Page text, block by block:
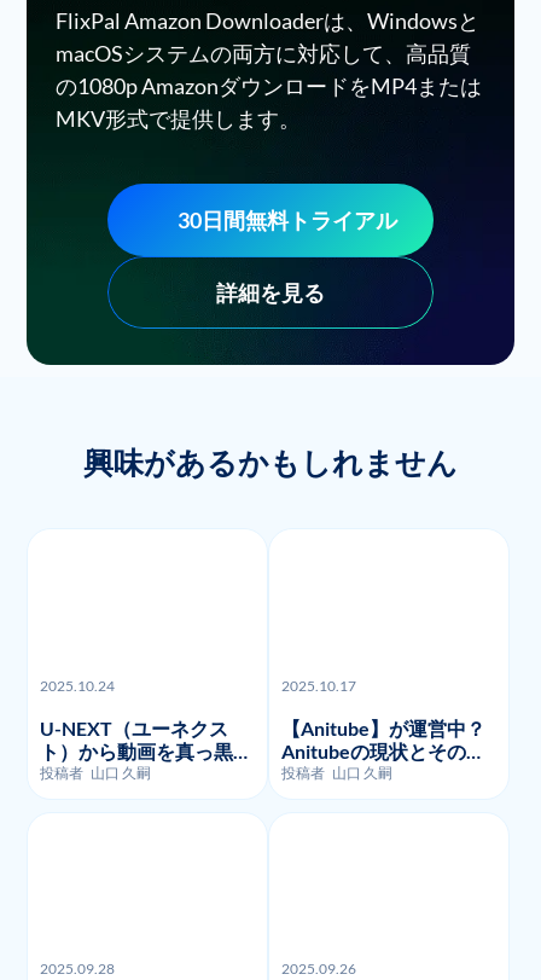
FlixPal Amazon Downloaderは、Windowsと
macOSシステムの両方に対応して、高品質
の1080p AmazonダウンロードをMP4または
MKV形式で提供します。
30日間無料トライアル
詳細を見る
興味があるかもしれません
2025.10.24
U-NEXT（ユーネクス
ト）から動画を真っ黒な
く画面録画・ダウンロー
ドする方法を徹底的に解
説
投稿者 山口 久嗣
2025.10.17
【Anitube】が運営中？
Anitubeの現状とその代
わりに利用できるサイト
を紹介
投稿者 山口 久嗣
2025.09.28 2025.09.26